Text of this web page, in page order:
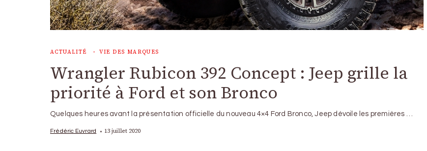
ACTUALITÉ VIE DES MARQUES
Wrangler Rubicon 392 Concept : Jeep grille la
priorité à Ford et son Bronco
Quelques heures avant la présentation officielle du nouveau 4×4 Ford Bronco, Jeep dévoile les premières …
Frédéric Euvrard 13 juillet 2020